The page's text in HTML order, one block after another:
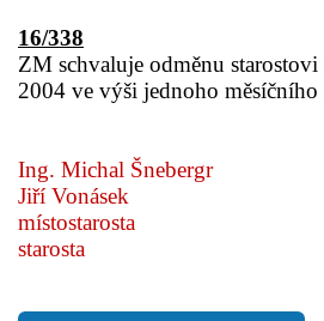
16/338
ZM schvaluje odměnu
2004 ve výši jednoho měsíčního
Ing. Michal Šnebergr
Jiří Vonásek
místostarosta
starosta